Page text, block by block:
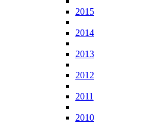
2015
2014
2013
2012
2011
2010